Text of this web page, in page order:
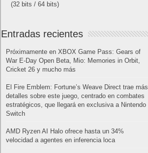
(32 bits / 64 bits)
Entradas recientes
Próximamente en XBOX Game Pass: Gears of
War E-Day Open Beta, Mio: Memories in Orbit,
Cricket 26 y mucho más
El Fire Emblem: Fortune’s Weave Direct trae más
detalles sobre este juego, centrado en combates
estratégicos, que llegará en exclusiva a Nintendo
Switch
AMD Ryzen AI Halo ofrece hasta un 34%
velocidad a agentes en inferencia loca